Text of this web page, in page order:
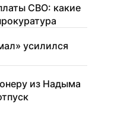
СВО: какие
усилился
из Надыма